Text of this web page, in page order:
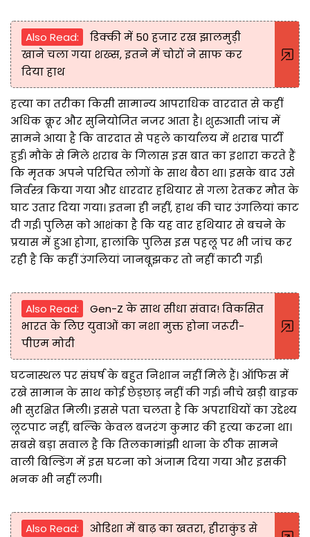
Also Read:
डिक्की में 50 हजार रख झालमुड़ी
खाने चला गया शख्स, इतने में चोरों ने साफ कर
दिया हाथ
हत्या का तरीका किसी सामान्य आपराधिक वारदात से कहीं
अधिक क्रूर और सुनियोजित नजर आता है। शुरुआती जांच में
सामने आया है कि वारदात से पहले कार्यालय में शराब पार्टी
हुई। मौके से मिले शराब के गिलास इस बात का इशारा करते हैं
कि मृतक अपने परिचित लोगों के साथ बैठा था। इसके बाद उसे
निर्वस्त्र किया गया और धारदार हथियार से गला रेतकर मौत के
घाट उतार दिया गया। इतना ही नहीं, हाथ की चार उंगलियां काट
दी गईं। पुलिस को आशंका है कि यह वार हथियार से बचने के
प्रयास में हुआ होगा, हालांकि पुलिस इस पहलू पर भी जांच कर
रही है कि कहीं उंगलियां जानबूझकर तो नहीं काटी गईं।
Also Read:
Gen-Z के साथ सीधा संवाद! विकसित
भारत के लिए युवाओं का नशा मुक्त होना जरूरी-
पीएम मोदी
घटनास्थल पर संघर्ष के बहुत निशान नहीं मिले हैं। ऑफिस में
रखे सामान के साथ कोई छेड़छाड़ नहीं की गई। नीचे खड़ी बाइक
भी सुरक्षित मिली। इससे पता चलता है कि अपराधियों का उद्देश्य
लूटपाट नहीं, बल्कि केवल बजरंग कुमार की हत्या करना था।
सबसे बड़ा सवाल है कि तिलकामांझी थाना के ठीक सामने
वाली बिल्डिंग में इस घटना को अंजाम दिया गया और इसकी
भनक भी नहीं लगी।
Also Read:
ओडिशा में बाढ़ का खतरा, हीराकुंड से